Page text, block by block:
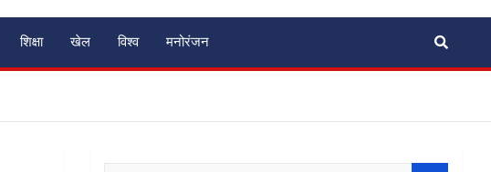
शिक्षा खेल विश्व मनोरंजन